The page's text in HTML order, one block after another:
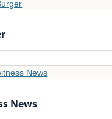
News